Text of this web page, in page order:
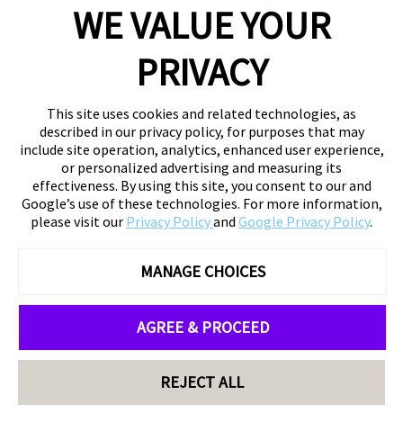
WE VALUE YOUR
PRIVACY
This site uses cookies and related technologies, as
described in our privacy policy, for purposes that may
include site operation, analytics, enhanced user experience,
or personalized advertising and measuring its
effectiveness. By using this site, you consent to our and
Google’s use of these technologies. For more information,
please visit our Privacy Policyand Google Privacy Policy.
MANAGE CHOICES
AGREE & PROCEED
REJECT ALL